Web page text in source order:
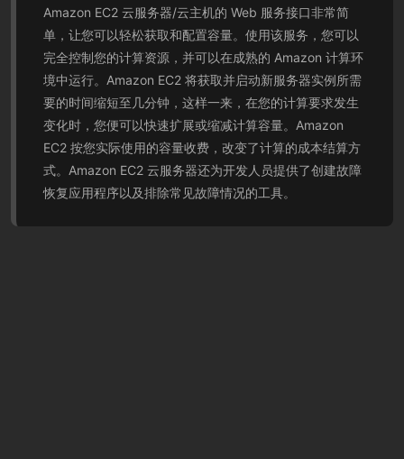
Amazon EC2 云服务器/云主机的 Web 服务接口非常简
单，让您可以轻松获取和配置容量。使用该服务，您可以
完全控制您的计算资源，并可以在成熟的 Amazon 计算环
境中运行。Amazon EC2 将获取并启动新服务器实例所需
要的时间缩短至几分钟，这样一来，在您的计算要求发生
变化时，您便可以快速扩展或缩减计算容量。Amazon
EC2 按您实际使用的容量收费，改变了计算的成本结算方
式。Amazon EC2 云服务器还为开发人员提供了创建故障
恢复应用程序以及排除常见故障情况的工具。